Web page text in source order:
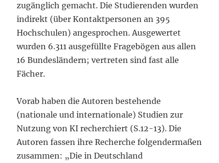
zugänglich gemacht. Die Studierenden wurden
indirekt (über Kontaktpersonen an 395
Hochschulen) angesprochen. Ausgewertet
wurden 6.311 ausgefüllte Fragebögen aus allen
16 Bundesländern; vertreten sind fast alle
Fächer.
Vorab haben die Autoren bestehende
(nationale und internationale) Studien zur
Nutzung von KI recherchiert (S.12-13). Die
Autoren fassen ihre Recherche folgendermaßen
zusammen: „Die in Deutschland